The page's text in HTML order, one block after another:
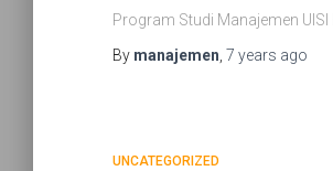
Program Studi Manajemen
By manajemen 7 years ago
UNCATEGORIZED